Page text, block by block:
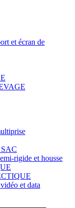
et écran de
rigide et housse
et data